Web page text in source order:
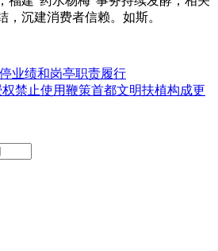
，沉建消费者信赖。如斯。
业绩和岗亭职责履行
禁止使用鞭策首都文明扶植构成更